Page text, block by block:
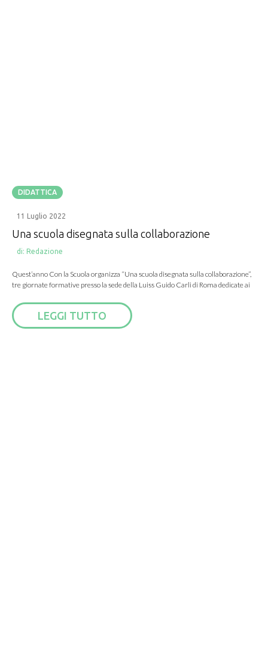
DIDATTICA
11 Luglio 2022
Una scuola disegnata sulla collaborazione
di: Redazione
Quest’anno Con la Scuola organizza “Una scuola disegnata sulla collaborazione”,
tre giornate formative presso la sede della Luiss Guido Carli di Roma dedicate ai
LEGGI TUTTO